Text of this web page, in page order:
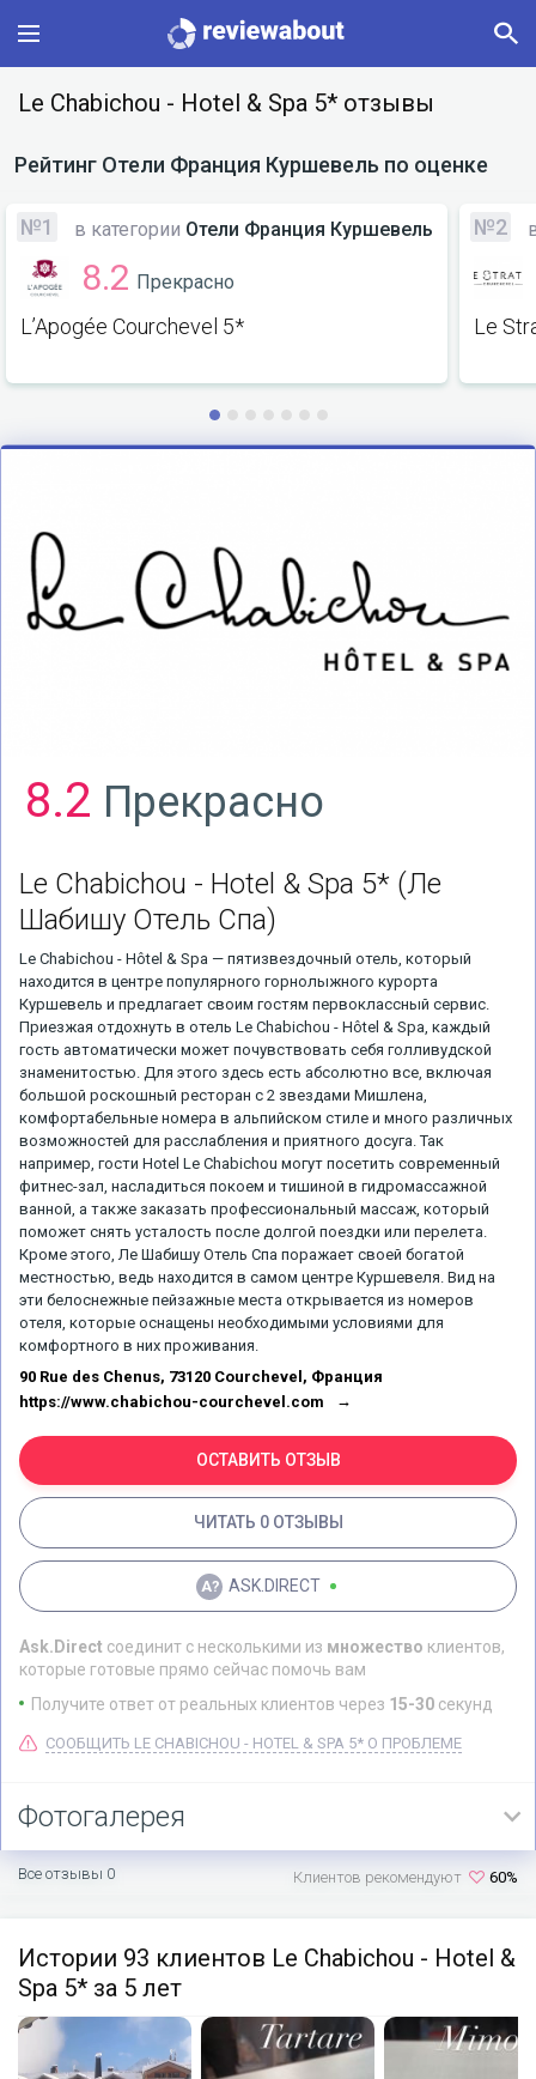
Main
Categories
Change language
Sign In
Le Chabichou - Hotel & Spa 5* отзывы
8.2 Прекрасно
Le Chabichou - Hotel & Spa 5* (Ле
Шабишу Отель Спа)
Le Chabichou - Hôtel & Spa — пятизвездочный отель, который
находится в центре популярного горнолыжного курорта
Куршевель и предлагает своим гостям первоклассный сервис.
Приезжая отдохнуть в отель Le Chabichou - Hôtel & Spa, каждый
гость автоматически может почувствовать себя голливудской
знаменитостью. Для этого здесь есть абсолютно все, включая
большой роскошный ресторан с 2 звездами Мишлена,
комфортабельные номера в альпийском стиле и много различных
возможностей для расслабления и приятного досуга. Так
например, гости Hotel Le Chabichou могут посетить современный
фитнес-зал, насладиться покоем и тишиной в гидромассажной
ванной, а также заказать профессиональный массаж, который
поможет снять усталость после долгой поездки или перелета.
Кроме этого, Ле Шабишу Отель Спа поражает своей богатой
местностью, ведь находится в самом центре Куршевеля. Вид на
эти белоснежные пейзажные места открывается из номеров
отеля, которые оснащены необходимыми условиями для
комфортного в них проживания.
90 Rue des Chenus, 73120 Courchevel, Франция
https://www.chabichou-courchevel.com
ОСТАВИТЬ ОТЗЫВ
ЧИТАТЬ 0 ОТЗЫВЫ
ASK.DIRECT
Ask.Direct соединит с несколькими из множество клиентов,
которые готовые прямо сейчас помочь вам
Получите ответ от реальных клиентов через 15-30 секунд
СООБЩИТЬ LE CHABICHOU - HOTEL & SPA 5* О ПРОБЛЕМЕ
Фотогалерея
Все отзывы 0 60%
Клиентов рекомендуют
Истории 93 клиентов Le Chabichou - Hotel &
Spa 5* за 5 лет
Рейтинг Отели Франция Куршевель по оценке
№1 в категории Отели Франция Куршевель
8.2 Прекрасно
L’Apogée Courchevel 5*
№2
Le